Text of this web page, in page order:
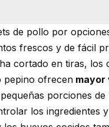
de pollo por
frescos y de fácil
cortado en tiras, los
pepino ofrecen mayor
porciones de
los ingredientes